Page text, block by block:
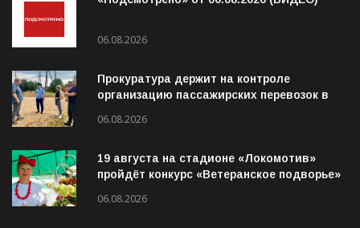
«Подсмотрено» от 06.08.2026 (ВИДЕО)
06.08.2026
Прокуратура держит на контроле
06.08.2026
19 августа на стадионе «Локомотив»